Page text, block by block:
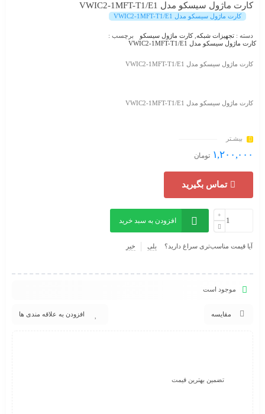
کارت ماژول سیسکو مدل VWIC2-1MFT-T1/E1
کارت ماژول سیسکو مدل VWIC2-1MFT-T1/E1
دسته : تجهیزات شبکه ,کارت ماژول سیسکو
برچسب :
کارت ماژول سیسکو مدل VWIC2-1MFT-T1/E1
کارت ماژول سیسکو مدل VWIC2-1MFT-T1/E1
کارت ماژول سیسکو مدل VWIC2-1MFT-T1/E1
بیشـتر
۱,۲۰۰,۰۰۰ تومان
تماس بگیرید
افزودن به سبد خرید
آیا قیمت مناسب‌تری سراغ دارید؟ بلی خیر
موجود است
مقایسه افزودن به علاقه مندی ها
تضمین بهترین قیمت